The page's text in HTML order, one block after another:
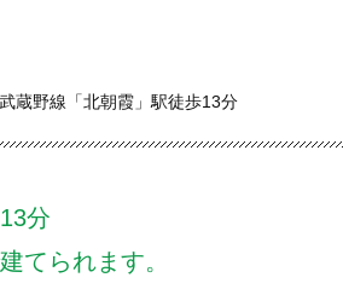
蔵野線「北朝霞」駅徒歩13分
分
てられます。